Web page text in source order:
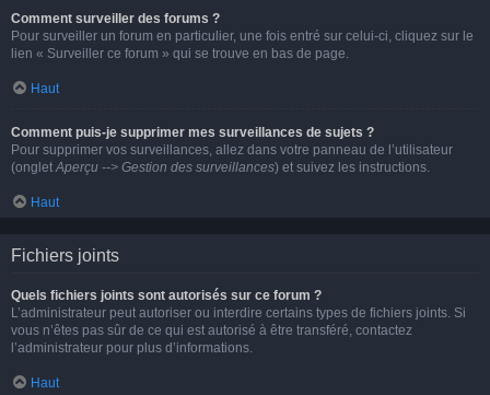
Comment surveiller des forums ?
Pour surveiller un forum en particulier, une fois entré sur celui-ci, cliquez sur le
lien « Surveiller ce forum » qui se trouve en bas de page.
Haut
Comment puis-je supprimer mes surveillances de sujets ?
Pour supprimer vos surveillances, allez dans votre panneau de l’utilisateur
(ongletAperçu --> Gestion des surveillances) et suivez les instructions.
Haut
Fichiers joints
Quels fichiers joints sont autorisés sur ce forum ?
L’administrateur peut autoriser ou interdire certains types de fichiers joints. Si
vous n’êtes pas sûr de ce qui est autorisé à être transféré, contactez
l’administrateur pour plus d’informations.
Haut